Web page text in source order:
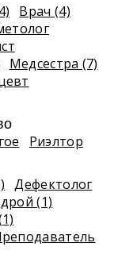
Врач (4)
Медсестра (7)
Риэлтор
Дефектолог
(1)